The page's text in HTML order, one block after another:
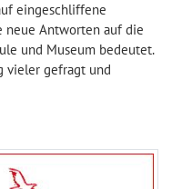
eingeschliffene
neue Antworten auf die
und Museum bedeutet.
vieler gefragt und